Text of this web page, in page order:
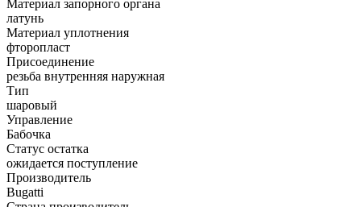
Материал запорного органа
латунь
Материал уплотнения
фторопласт
Присоединение
резьба внутренняя наружная
Тип
шаровый
Управление
Бабочка
Статус остатка
ожидается поступление
Производитель
Bugatti